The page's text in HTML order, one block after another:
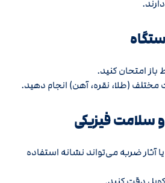
امتحان کنید.
(طلا، نقره، آهن) انجام دهید.
ضربه می‌تواند نشانه استفاده